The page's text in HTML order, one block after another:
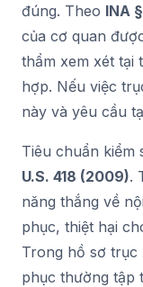
đúng. Theo INA
của cơ quan
thẩm xem xét tại
hợp. Nếu việc
này và yêu cầu
Tiêu chuẩn kiểm
U.S. 418 (2009).
năng thắng về
phục, thiệt hại
Trong hồ sơ trục
phục thường tập